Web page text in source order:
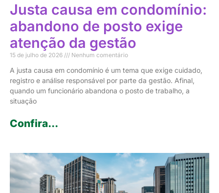
Justa causa em condomínio:
abandono de posto exige
atenção da gestão
15 de julho de 2026 Nenhum comentário
A justa causa em condomínio é um tema que exige cuidado,
registro e análise responsável por parte da gestão. Afinal,
quando um funcionário abandona o posto de trabalho, a
situação
Confira...